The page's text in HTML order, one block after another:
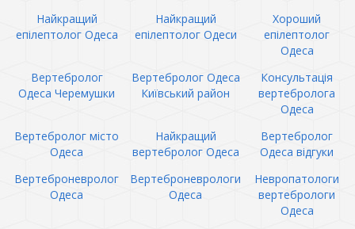
Найкращий
епілептолог Одеса
Найкращий
епілептолог Одеси
Хороший
епілептолог
Одеса
Вертебролог
Одеса Черемушки
Вертебролог Одеса
Київський район
Консультація
вертебролога
Одеса
Вертебролог місто
Одеса
Найкращий
вертебролог Одеса
Вертебролог
Одеса відгуки
Вертеброневролог
Одеса
Вертеброневрологи
Одеса
Невропатологи
вертебрологи
Одеса